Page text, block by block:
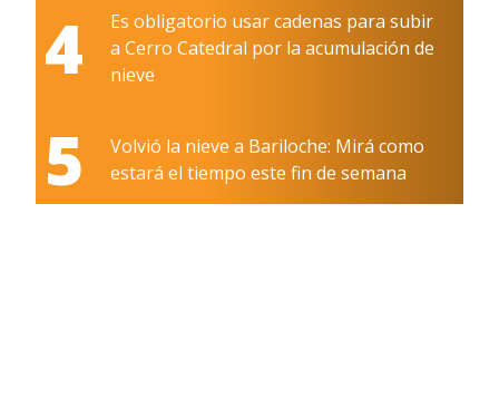
4
Es obligatorio usar cadenas para subir
a Cerro Catedral por la acumulación de
nieve
5
Volvió la nieve a Bariloche: Mirá como
estará el tiempo este fin de semana